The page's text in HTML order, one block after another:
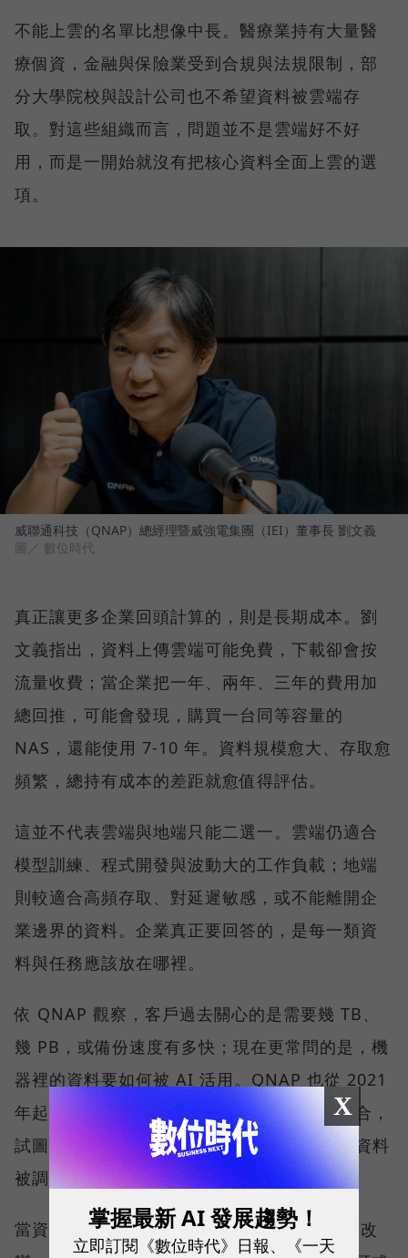
不能上雲的名單比想像中長。醫療業持有大量醫
療個資，金融與保險業受到合規與法規限制，部
分大學院校與設計公司也不希望資料被雲端存
取。對這些組織而言，問題並不是雲端好不好
用，而是一開始就沒有把核心資料全面上雲的選
項。
威聯通科技（QNAP）總經理暨威強電集團（IEI）董事長 劉文義
圖／ 數位時代
真正讓更多企業回頭計算的，則是長期成本。劉
文義指出，資料上傳雲端可能免費，下載卻會按
流量收費；當企業把一年、兩年、三年的費用加
總回推，可能會發現，購買一台同等容量的
NAS，還能使用 7-10 年。資料規模愈大、存取愈
頻繁，總持有成本的差距就愈值得評估。
這並不代表雲端與地端只能二選一。雲端仍適合
模型訓練、程式開發與波動大的工作負載；地端
則較適合高頻存取、對延遲敏感，或不能離開企
業邊界的資料。企業真正要回答的，是每一類資
料與任務應該放在哪裡。
依 QNAP 觀察，客戶過去關心的是需要幾 TB、
幾 PB，或備份速度有多快；現在更常問的是，機
器裡的資料要如何被 AI 活用。QNAP 也從 2021
年起，把公司發展定調在 AI 與高速網路的融合，
試圖讓 NAS 從資料保存的位置，進一步成為資料
被調用的位置。
當資料量持續擴大，搜尋與管理方式也會跟著改
X
掌握最新 AI 發展趨勢！
立即訂閱《數位時代》日報、《一天